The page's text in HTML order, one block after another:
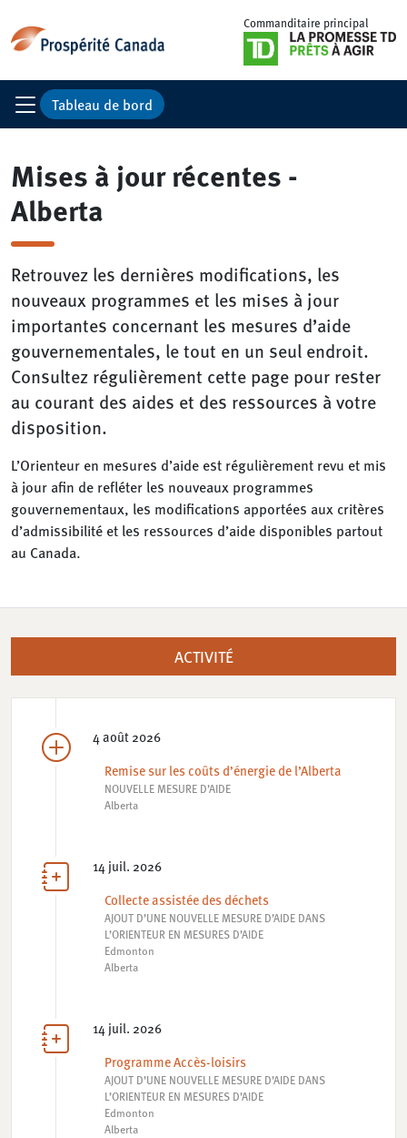
Commanditaire principal
Tableau de bord
Mises à jour récentes -
Alberta
Retrouvez les dernières modifications, les
nouveaux programmes et les mises à jour
importantes concernant les mesures d’aide
gouvernementales, le tout en un seul endroit.
Consultez régulièrement cette page pour rester
au courant des aides et des ressources à votre
disposition.
L’Orienteur en mesures d’aide est régulièrement revu et mis
à jour afin de refléter les nouveaux programmes
gouvernementaux, les modifications apportées aux critères
d’admissibilité et les ressources d’aide disponibles partout
au Canada.
ACTIVITÉ
4 août 2026
Remise sur les coûts d’énergie de l’Alberta
NOUVELLE MESURE D’AIDE
Alberta
14 juil. 2026
Collecte assistée des déchets
AJOUT D’UNE NOUVELLE MESURE D’AIDE DANS
L’ORIENTEUR EN MESURES D’AIDE
Edmonton
Alberta
14 juil. 2026
Programme Accès-loisirs
AJOUT D’UNE NOUVELLE MESURE D’AIDE DANS
L’ORIENTEUR EN MESURES D’AIDE
Edmonton
Alberta